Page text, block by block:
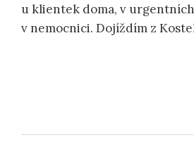
u klientek doma, v
v nemocnici. Dojíždím z